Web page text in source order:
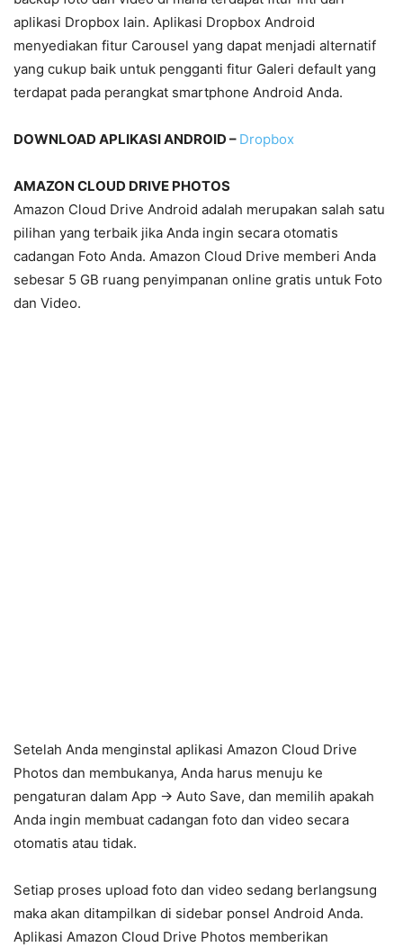
aplikasi Dropbox lain. Aplikasi Dropbox Android
menyediakan fitur Carousel yang dapat menjadi alternatif
yang cukup baik untuk pengganti fitur Galeri default yang
terdapat pada perangkat smartphone Android Anda.
DOWNLOAD APLIKASI ANDROID – Dropbox
AMAZON CLOUD DRIVE PHOTOS
Amazon Cloud Drive Android adalah merupakan salah satu
pilihan yang terbaik jika Anda ingin secara otomatis
cadangan Foto Anda. Amazon Cloud Drive memberi Anda
sebesar 5 GB ruang penyimpanan online gratis untuk Foto
dan Video.
Setelah Anda menginstal aplikasi Amazon Cloud Drive
Photos dan membukanya, Anda harus menuju ke
pengaturan dalam App -> Auto Save, dan memilih apakah
Anda ingin membuat cadangan foto dan video secara
otomatis atau tidak.
Setiap proses upload foto dan video sedang berlangsung
maka akan ditampilkan di sidebar ponsel Android Anda.
Aplikasi Amazon Cloud Drive Photos memberikan